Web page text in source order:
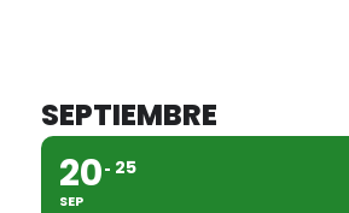
SEPTIEMBRE
20
SEP
25